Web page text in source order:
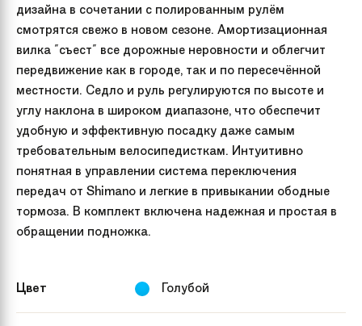
дизайна в сочетании с полированным рулём
смотрятся свежо в новом сезоне. Амортизационная
вилка "съест" все дорожные неровности и облегчит
передвижение как в городе, так и по пересечённой
местности. Седло и руль регулируются по высоте и
углу наклона в широком диапазоне, что обеспечит
удобную и эффективную посадку даже самым
требовательным велосипедисткам. Интуитивно
понятная в управлении система переключения
передач от Shimano и легкие в привыкании ободные
тормоза. В комплект включена надежная и простая в
обращении подножка.
Цвет Голубой